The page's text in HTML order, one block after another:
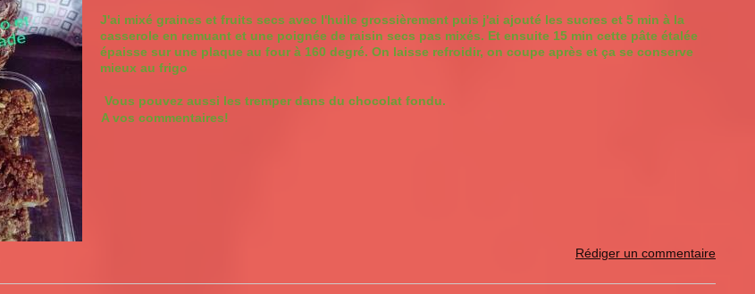
J'ai mixé graines et fruits secs avec l'huile grossièrement puis j'ai ajouté les sucres et 5 min à la
casserole en remuant et une poignée de raisin secs pas mixés. Et ensuite 15 min cette pâte étalée
épaisse sur une plaque au four à 160 degré. On laisse refroidir, on coupe après et ça se conserve
mieux au frigo
Vous pouvez aussi les tremper dans du chocolat fondu.
A vos commentaires!
Rédiger un commentaire